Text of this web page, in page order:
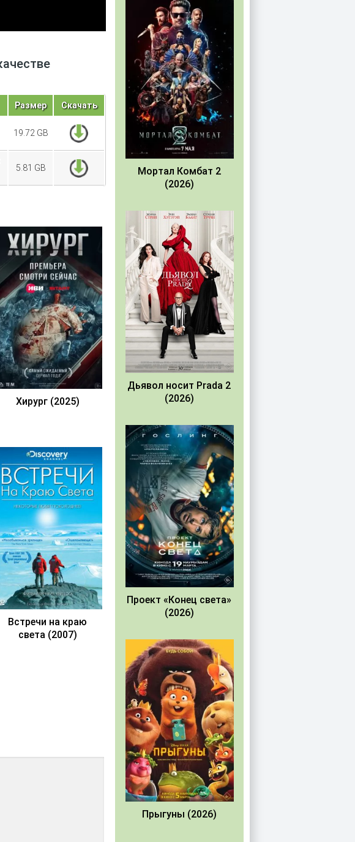
Мортал Комбат 2
(2026)
Дьявол носит Prada 2
(2026)
Проект «Конец света»
(2026)
Прыгуны (2026)
Размер Скачать
19.72 GB
5.81 GB
Хирург (2025)
Встречи на краю
света (2007)